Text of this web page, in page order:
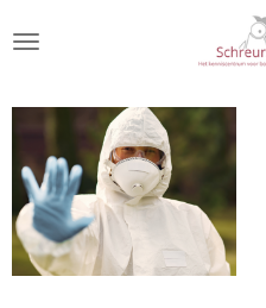
direct
de
hoofdinhoud